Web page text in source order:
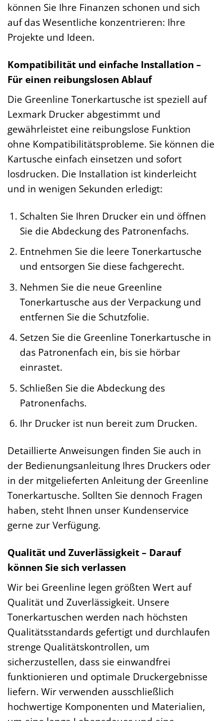
können Sie Ihre Finanzen schonen und sich
auf das Wesentliche konzentrieren: Ihre
Projekte und Ideen.
Kompatibilität und einfache Installation –
Für einen reibungslosen Ablauf
Die Greenline Tonerkartusche ist speziell auf
Lexmark Drucker abgestimmt und
gewährleistet eine reibungslose Funktion
ohne Kompatibilitätsprobleme. Sie können die
Kartusche einfach einsetzen und sofort
losdrucken. Die Installation ist kinderleicht
und in wenigen Sekunden erledigt:
Schalten Sie Ihren Drucker ein und öffnen
Sie die Abdeckung des Patronenfachs.
Entnehmen Sie die leere Tonerkartusche
und entsorgen Sie diese fachgerecht.
Nehmen Sie die neue Greenline
Tonerkartusche aus der Verpackung und
entfernen Sie die Schutzfolie.
Setzen Sie die Greenline Tonerkartusche in
das Patronenfach ein, bis sie hörbar
einrastet.
Schließen Sie die Abdeckung des
Patronenfachs.
Ihr Drucker ist nun bereit zum Drucken.
Detaillierte Anweisungen finden Sie auch in
der Bedienungsanleitung Ihres Druckers oder
in der mitgelieferten Anleitung der Greenline
Tonerkartusche. Sollten Sie dennoch Fragen
haben, steht Ihnen unser Kundenservice
gerne zur Verfügung.
Qualität und Zuverlässigkeit – Darauf
können Sie sich verlassen
Wir bei Greenline legen größten Wert auf
Qualität und Zuverlässigkeit. Unsere
Tonerkartuschen werden nach höchsten
Qualitätsstandards gefertigt und durchlaufen
strenge Qualitätskontrollen, um
sicherzustellen, dass sie einwandfrei
funktionieren und optimale Druckergebnisse
liefern. Wir verwenden ausschließlich
hochwertige Komponenten und Materialien,